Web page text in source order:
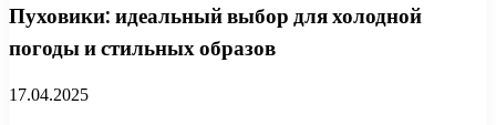
Пуховики: идеальный выбор для холодной
погоды и стильных образов
17.04.2025